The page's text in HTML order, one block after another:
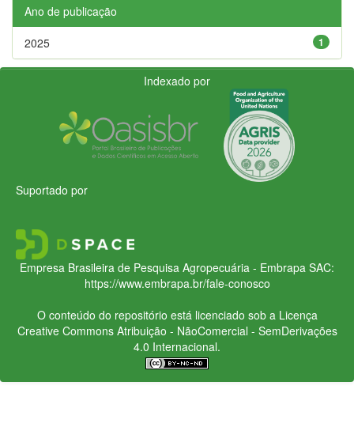
Ano de publicação
1
2025
Indexado por
Suportado por
Empresa Brasileira de Pesquisa Agropecuária - Embrapa SAC:
https://www.embrapa.br/fale-conosco
O conteúdo do repositório está licenciado sob a Licença
Creative CommonsAtribuição - NãoComercial - SemDerivações
4.0 Internacional.